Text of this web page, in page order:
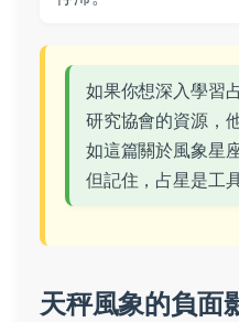
如果你想深入學習
研究協會的資源，
如這篇關於風象星
但記住，占星是工
天秤風象的負面